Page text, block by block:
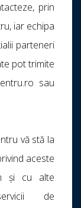
prin
iar echipa
parteneri
pot trimite
sau
vă stă la
aceste
și cu alte
de